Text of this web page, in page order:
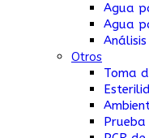
Agua
Agua
Otros
Toma